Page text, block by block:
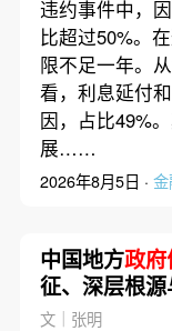
违约事件中，
比超过50%。
限不足一年。
看，利息延付
因，占比49%
展……
2026年8月5日 ·
中国地方政
征、深层根
文｜张明